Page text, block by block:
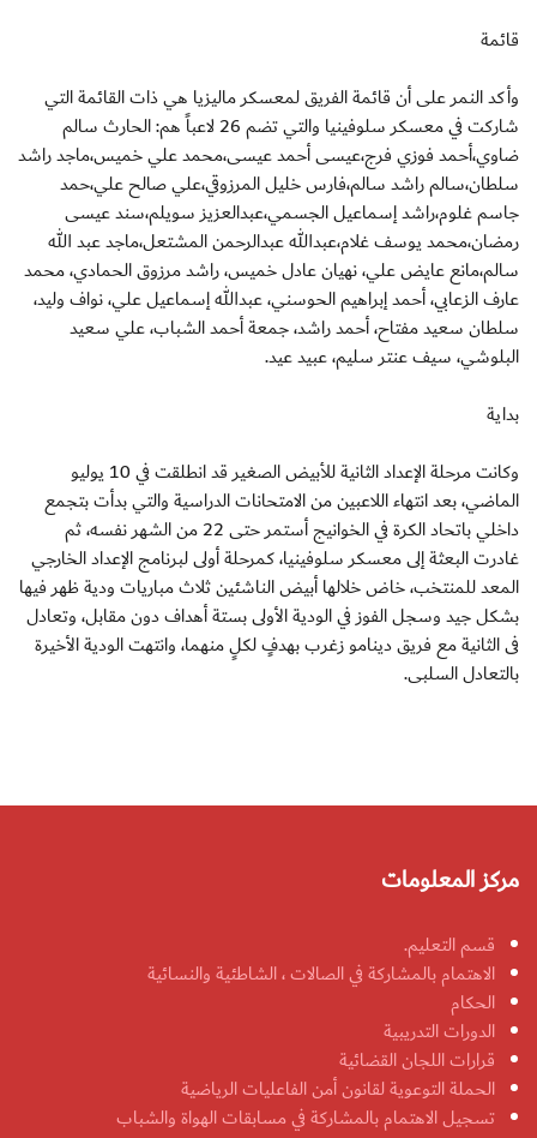
قائمة
وأكد النمر على أن قائمة الفريق لمعسكر ماليزيا هي ذات القائمة التي
شاركت في معسكر سلوفينيا والتي تضم 26 لاعباً هم: الحارث سالم
ضاوي،أحمد فوزي فرج،عيسى أحمد عيسى،محمد علي خميس،ماجد راشد
سلطان،سالم راشد سالم،فارس خليل المرزوقي،علي صالح علي،حمد
جاسم غلوم،راشد إسماعيل الجسمي،عبدالعزيز سويلم،سند عيسى
رمضان،محمد يوسف غلام،عبدالله عبدالرحمن المشتعل،ماجد عبد الله
سالم،مانع عايض علي، نهيان عادل خميس، راشد مرزوق الحمادي، محمد
عارف الزعابي، أحمد إبراهيم الحوسني، عبدالله إسماعيل علي، نواف وليد،
سلطان سعيد مفتاح، أحمد راشد، جمعة أحمد الشباب، علي سعيد
البلوشي، سيف عنتر سليم، عبيد عيد.
بداية
وكانت مرحلة الإعداد الثانية للأبيض الصغير قد انطلقت في 10 يوليو
الماضي، بعد انتهاء اللاعبين من الامتحانات الدراسية والتي بدأت بتجمع
داخلي باتحاد الكرة في الخوانيج أستمر حتى 22 من الشهر نفسه، ثم
غادرت البعثة إلى معسكر سلوفينيا، كمرحلة أولى لبرنامج الإعداد الخارجي
المعد للمنتخب، خاض خلالها أبيض الناشئين ثلاث مباريات ودية ظهر فيها
بشكل جيد وسجل الفوز في الودية الأولى بستة أهداف دون مقابل، وتعادل
فى الثانية مع فريق دينامو زغرب بهدفٍ لكلٍ منهما، وانتهت الودية الأخيرة
بالتعادل السلبى.
مركز المعلومات
قسم التعليم.
الاهتمام بالمشاركة في الصالات ، الشاطئية والنسائية
الحكام
الدورات التدريبية
قرارات اللجان القضائية
الحملة التوعوية لقانون أمن الفاعليات الرياضية
تسجيل الاهتمام بالمشاركة في مسابقات الهواة والشباب